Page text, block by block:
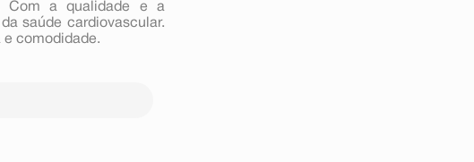
Com a qualidade e a
saúde cardiovascular.
e comodidade.